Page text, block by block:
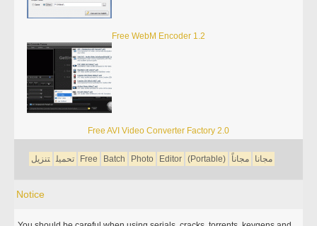
Free WebM Encoder 1.2
Free AVI Video Converter Factory 2.0
تحميل تنزيل Free Batch Photo Editor (Portable) مجانا مجاناً
Notice